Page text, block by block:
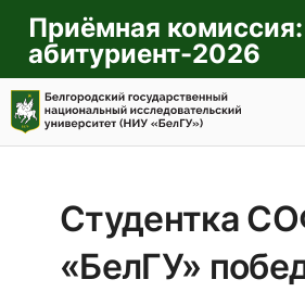
Приёмная комиссия:
абитуриент-2026
ГЛАВНАЯСтудентка
«БелГУ»